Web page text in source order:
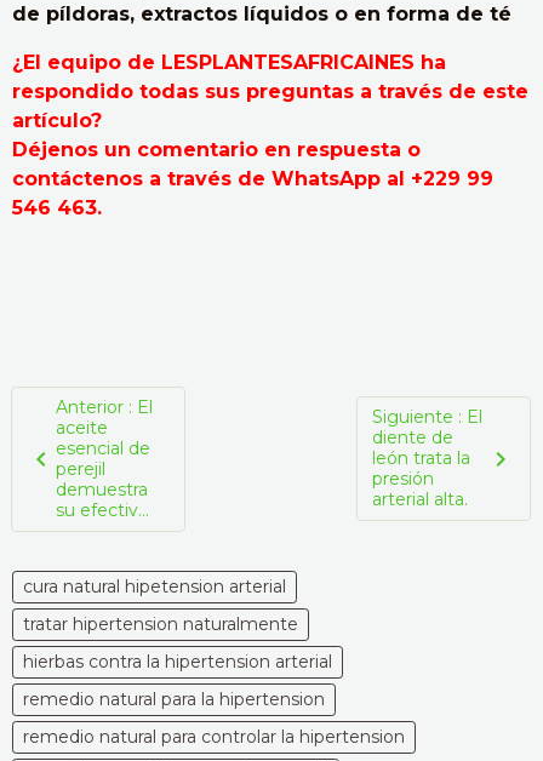
de píldoras, extractos líquidos o en forma de té
¿El equipo de LESPLANTESAFRICAINES ha
respondido todas sus preguntas a través de este
artículo?
Déjenos un comentario en respuesta o
contáctenos a través de WhatsApp al +229 99
546 463.
Anterior : El
aceite
esencial de
perejil
demuestra
su efectiv...
Siguiente : El
diente de
león trata la
presión
arterial alta.
cura natural hipetension arterial
tratar hipertension naturalmente
hierbas contra la hipertension arterial
remedio natural para la hipertension
remedio natural para controlar la hipertension